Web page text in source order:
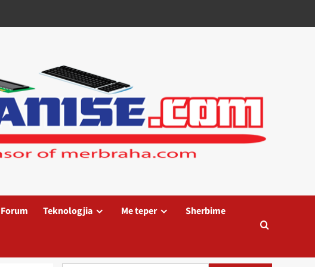
Forum Teknologjia Me teper Sherbime